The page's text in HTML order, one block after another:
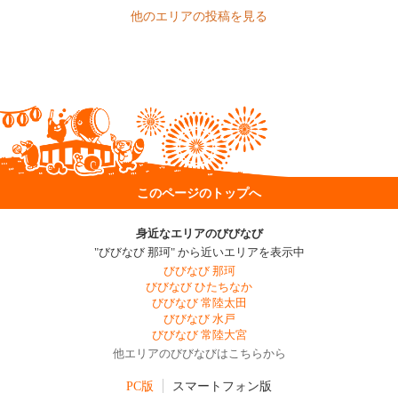
他のエリアの投稿を見る
このページのトップへ
身近なエリアのびびなび
"びびなび 那珂" から近いエリアを表示中
びびなび 那珂
びびなび ひたちなか
びびなび 常陸太田
びびなび 水戸
びびなび 常陸大宮
他エリアのびびなびはこちらから
PC版 スマートフォン版